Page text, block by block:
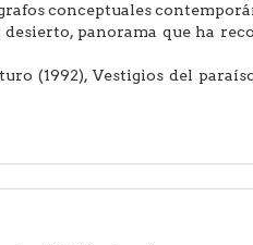
conceptuales
panorama que ha
(1992), Vestigios del